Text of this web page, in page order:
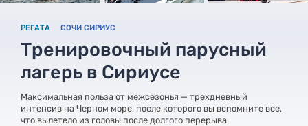
РЕГАТА СОЧИ СИРИУС
Тренировочный парусный
лагерь в Сириусе
Максимальная польза от межсезонья — трехдневный
интенсив на Черном море, после которого вы вспомните все,
что вылетело из головы после долгого перерыва